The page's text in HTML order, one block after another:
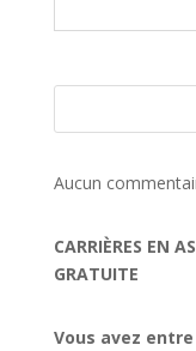
Aucun
CARRIÈRES EN
GRATUITE
Vous avez entre